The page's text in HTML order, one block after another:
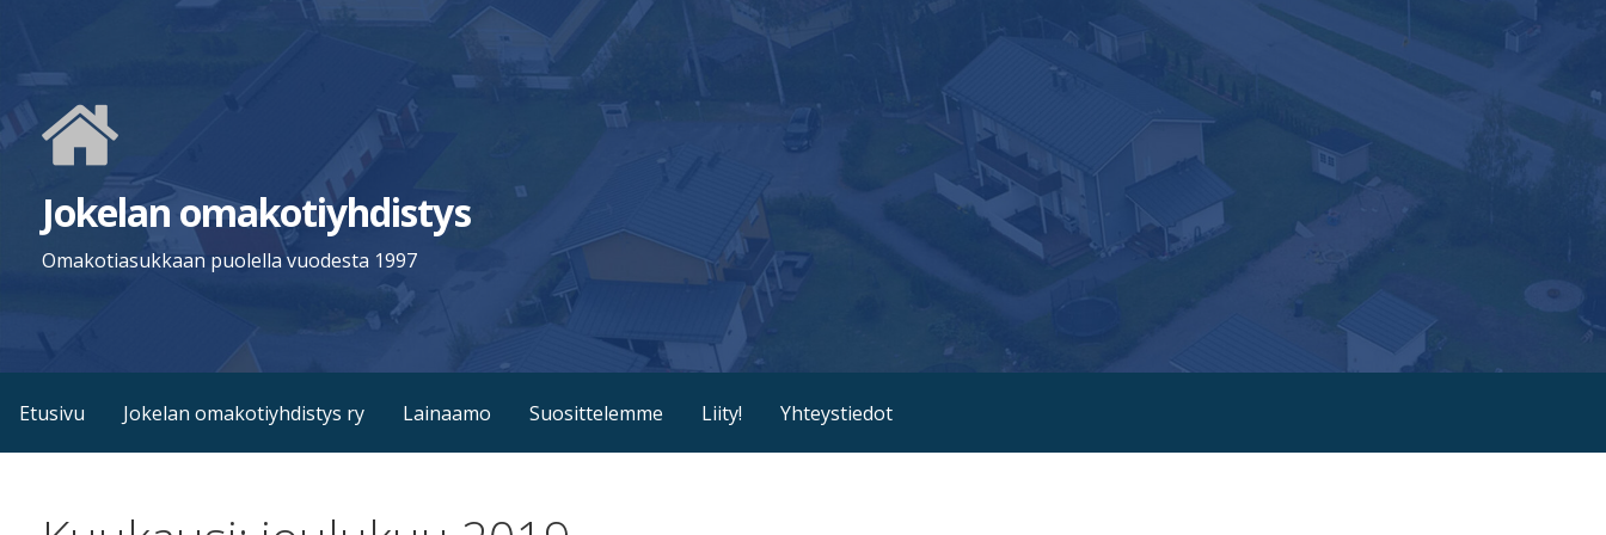
Jokelan omakotiyhdistys
Omakotiasukkaan puolella vuodesta 1997
Etusivu Jokelan omakotiyhdistys ry Lainaamo Suosittelemme Liity! Yhteystiedot